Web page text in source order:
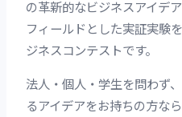
の革新的なビジネスアイデ
フィールドとした実証実験
ジネスコンテストです。
法人・個人・学生を問わず
るアイデアをお持ちの方な